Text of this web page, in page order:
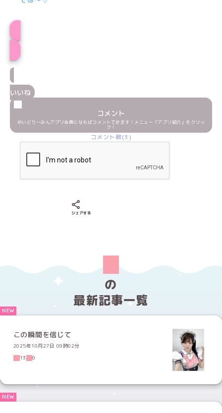
いいね
コメント
めいどりーみんアプリ会員になればコメントできます！メニュー「アプリ紹介」をクリッ
ク！
コメント数(3)
シェアする
の
最新記事一覧
この瞬間を信じて
2025年10月27日 09時02分
13
0